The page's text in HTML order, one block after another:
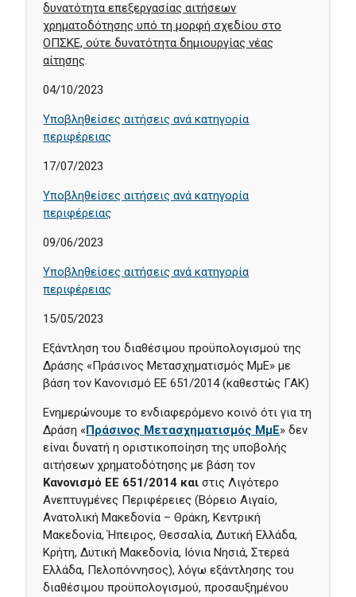
δυνατότητα επεξεργασίας αιτήσεων
χρηματοδότησης υπό τη μορφή σχεδίου στο
ΟΠΣΚΕ, ούτε δυνατότητα δημιουργίας νέας
αίτησης.
04/10/2023
Υποβληθείσες αιτήσεις ανά κατηγορία
περιφέρειας
17/07/2023
Υποβληθείσες αιτήσεις ανά κατηγορία
περιφέρειας
09/06/2023
Υποβληθείσες αιτήσεις ανά κατηγορία
περιφέρειας
15/05/2023
Εξάντληση του διαθέσιμου προϋπολογισμού της
Δράσης «Πράσινος Μετασχηματισμός ΜμΕ» με
βάση τον Κανονισμό ΕΕ 651/2014 (καθεστώς ΓΑΚ)
Ενημερώνουμε το ενδιαφερόμενο κοινό ότι για τη
Δράση «Πράσινος Μετασχηματισμός ΜμΕ» δεν
είναι δυνατή η οριστικοποίηση της υποβολής
αιτήσεων χρηματοδότησης με βάση τον
Κανονισμό ΕΕ 651/2014 και στις Λιγότερο
Ανεπτυγμένες Περιφέρειες (Βόρειο Αιγαίο,
Ανατολική Μακεδονία – Θράκη, Κεντρική
Μακεδονία, Ήπειρος, Θεσσαλία, Δυτική Ελλάδα,
Κρήτη, Δυτική Μακεδονία, Ιόνια Νησιά, Στερεά
Ελλάδα, Πελοπόννησος), λόγω εξάντλησης του
διαθέσιμου προϋπολογισμού, προσαυξημένου